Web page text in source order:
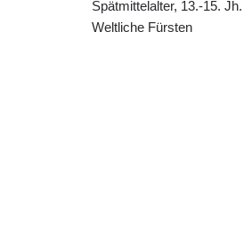
Spätmittelalter, 13.-15. Jh.
Weltliche Fürsten